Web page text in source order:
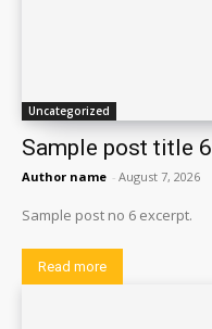
Uncategorized
Sample post title 6
Author name - August 7, 2026
Sample post no 6 excerpt.
Read more